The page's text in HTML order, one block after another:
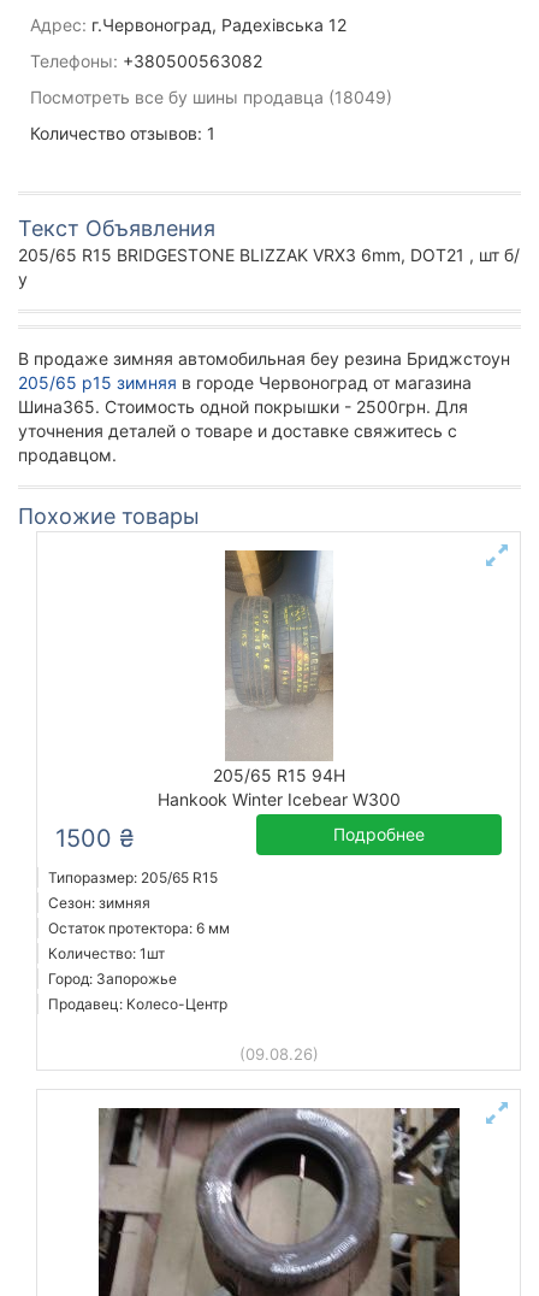
Адрес: г.Червоноград, Радехівська 12
Телефоны: +380500563082
Посмотреть все бу шины продавца (18049)
Количество отзывов: 1
Текст Объявления
205/65 R15 BRIDGESTONE BLIZZAK VRX3 6mm, DOT21 , шт б/
у
В продаже зимняя автомобильная беу резина Бриджстоун
205/65 р15 зимняя в городе Червоноград от магазина
Шина365. Стоимость одной покрышки - 2500грн. Для
уточнения деталей о товаре и доставке свяжитесь с
продавцом.
Похожие товары
205/65 R15 94H
Hankook Winter Icebear W300
1500 ₴ Подробнее
Типоразмер: 205/65 R15
Сезон: зимняя
Остаток протектора: 6 мм
Количество: 1шт
Город: Запорожье
Продавец: Колесо-Центр
(09.08.26)